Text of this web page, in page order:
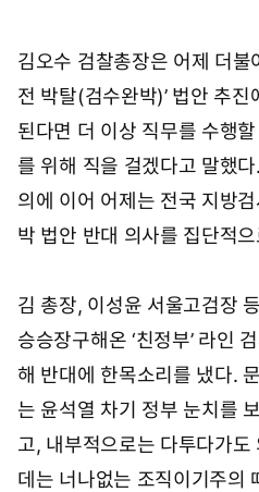
김오수 검찰총장은 어제 더불
전 박탈(검수완박)’ 법안 추진
된다면 더 이상 직무를 수행
를 위해 직을 걸겠다고 말했
의에 이어 어제는 전국 지방
박 법안 반대 의사를 집단적
김 총장, 이성윤 서울고검장
승승장구해온 ‘친정부’ 라인
해 반대에 한목소리를 냈다.
는 윤석열 차기 정부 눈치를
고, 내부적으로는 다투다가
데는 너나없는 조직이기주의